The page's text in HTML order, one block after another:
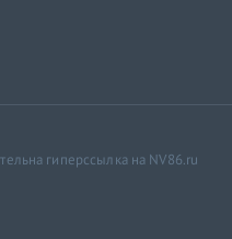
гиперссылка на NV86.ru